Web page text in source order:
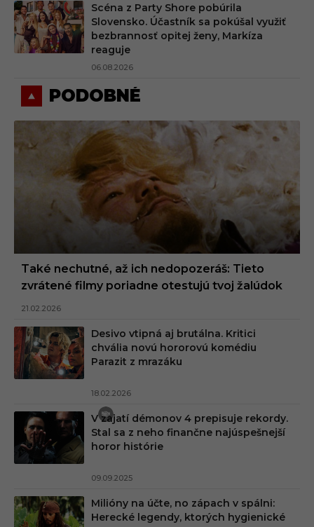
Scéna z Party Shore pobúrila
Slovensko. Účastník sa pokúšal využiť
bezbrannosť opitej ženy, Markíza
reaguje
06.08.2026
PODOBNÉ
Také nechutné, až ich nedopozeráš: Tieto
zvrátené filmy poriadne otestujú tvoj žalúdok
21.02.2026
Desivo vtipná aj brutálna. Kritici
chvália novú hororovú komédiu
Parazit z mrazáku
18.02.2026
V zajatí démonov 4 prepisuje rekordy.
Stal sa z neho finančne najúspešnejší
horor histórie
09.09.2025
Milióny na účte, no zápach v spálni:
Herecké legendy, ktorých hygienické